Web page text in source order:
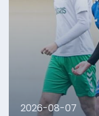
2026-08-07